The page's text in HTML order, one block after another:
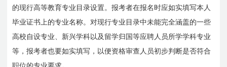
的现行高等教育专业目录设置。报考者在报名时应如实填写本人
毕业证书上的专业名称。对现行专业目录中未能完全涵盖的一些
高校自设专业、新兴学科以及留学归国等应聘人员所学学科专业
等，报考者也要如实填写，以便资格审查人员初步判断是否符合